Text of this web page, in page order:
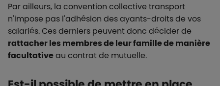
Par ailleurs, la convention collective transport
n'impose pas l'adhésion des ayants-droits de vos
salariés. Ces derniers peuvent donc décider de
rattacher les membres de leur famille de manière
facultativeau contrat de mutuelle.